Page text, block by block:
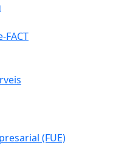
FACT
(FUE)